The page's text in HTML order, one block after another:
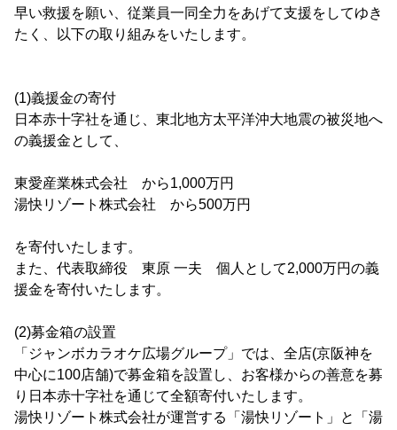
早い救援を願い、従業員一同全力をあげて支援をしてゆき
たく、以下の取り組みをいたします。
(1)義援金の寄付
日本赤十字社を通じ、東北地方太平洋沖大地震の被災地へ
の義援金として、
東愛産業株式会社 から1,000万円
湯快リゾート株式会社 から500万円
を寄付いたします。
また、代表取締役 東原 一夫 個人として2,000万円の義
援金を寄付いたします。
(2)募金箱の設置
「ジャンボカラオケ広場グループ」では、全店(京阪神を
中心に100店舗)で募金箱を設置し、お客様からの善意を募
り日本赤十字社を通じて全額寄付いたします。
湯快リゾート株式会社が運営する「湯快リゾート」と「湯